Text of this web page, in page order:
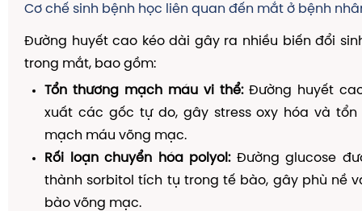
Cơ chế sinh bệnh học liên quan đến mắt ở bệnh
Đường huyết cao kéo dài gây ra nhiều biến đổi
trong mắt, bao gồm:
Tổn thương mạch máu vi thể:Đường huyết
xuất các gốc tự do, gây stress oxy hóa và tổn
mạch máu võng mạc.
Rối loạn chuyển hóa polyol:Đường glucose
thành sorbitol tích tụ trong tế bào, gây phù nề
bào võng mạc.